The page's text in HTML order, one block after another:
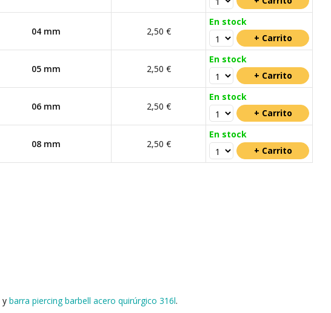
04 mm 2,50 €
En stock
05 mm 2,50 €
En stock
06 mm 2,50 €
En stock
08 mm 2,50 €
En stock
y barra piercing barbell acero quirúrgico 316l.